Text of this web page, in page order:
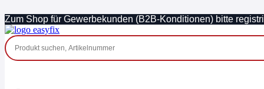
Inhalt
springen
Zum Shop für Gewerbekunden (B2B-Konditionen) bitte